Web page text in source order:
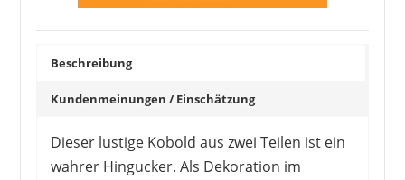
Beschreibung
Kundenmeinungen / Einschätzung
Dieser lustige Kobold aus zwei Teilen ist ein
wahrer Hingucker. Als Dekoration im